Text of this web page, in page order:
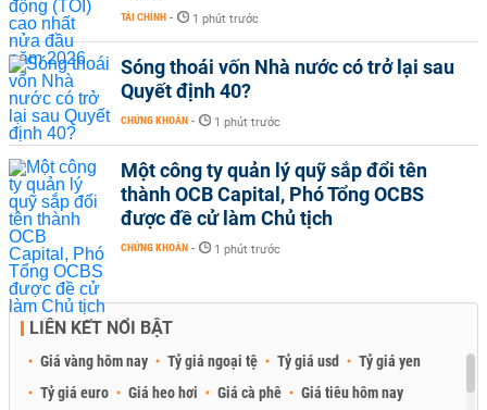
TÀI CHÍNH - 1 phút trước
Sóng thoái vốn Nhà nước có trở lại sau
Quyết định 40?
CHỨNG KHOÁN - 1 phút trước
Một công ty quản lý quỹ sắp đổi tên
thành OCB Capital, Phó Tổng OCBS
được đề cử làm Chủ tịch
CHỨNG KHOÁN - 1 phút trước
LIÊN KẾT NỔI BẬT
Giá vàng hôm nay Tỷ giá ngoại tệ Tỷ giá usd
Tỷ giá yen
Tỷ giá euro
Giá heo hơi Giá cà phê Giá tiêu hôm nay